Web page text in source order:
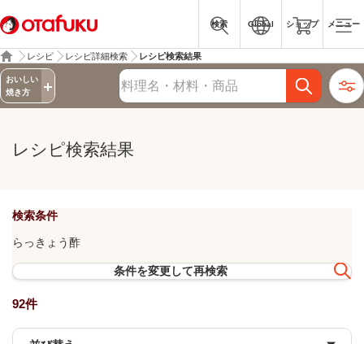
検索 Global ショップ メニュー
レシピ レシピ詳細検索 レシピ検索結果
おいしい
焼き方
レシピ検索
レシピ検索結果
検索条件
らっきょう酢
条件を変更して再検索
92件